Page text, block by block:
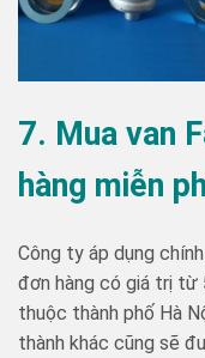
7. Mua van
hàng miễn
Công ty áp dụng
đơn hàng có giá trị từ
thuộc thành phố Hà
thành khác cũng sẽ